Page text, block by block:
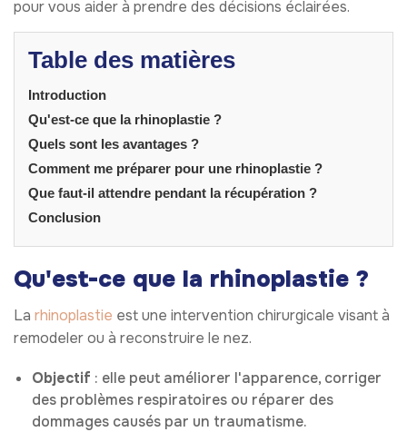
pour vous aider à prendre des décisions éclairées.
Table des matières
Introduction
Qu'est-ce que la rhinoplastie ?
Quels sont les avantages ?
Comment me préparer pour une rhinoplastie ?
Que faut-il attendre pendant la récupération ?
Conclusion
Qu'est-ce que la rhinoplastie ?
La rhinoplastie est une intervention chirurgicale visant à
remodeler ou à reconstruire le nez.
Objectif : elle peut améliorer l'apparence, corriger
des problèmes respiratoires ou réparer des
dommages causés par un traumatisme.